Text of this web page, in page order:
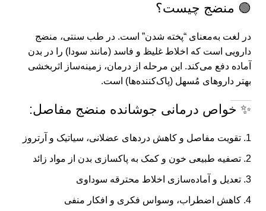
🟢 منضج چیست؟
در لغت به‌معنای “پخته شدن” است. در طب سنتی، منضج
دارویی است که اخلاط غلیظ و فاسد (مانند سودا) را در بدن
آماده دفع می‌کند. این مرحله از درمان، زمینه‌ساز اثربخشی
بهتر داروهای مُسهل (پاک‌کننده‌ها) است.
✨ خواص درمانی جوشانده منضج مفاصل:
تقویت مفاصل و کاهش دردهای عضلانی، سیاتیک و آرتروز
تصفیه طبیعی خون و کمک به پاکسازی بدن از مواد زائد
تعدیل و آماده‌سازی اخلاط محترقه سوداوی
کاهش اضطراب، وسواس فکری و افکار منفی